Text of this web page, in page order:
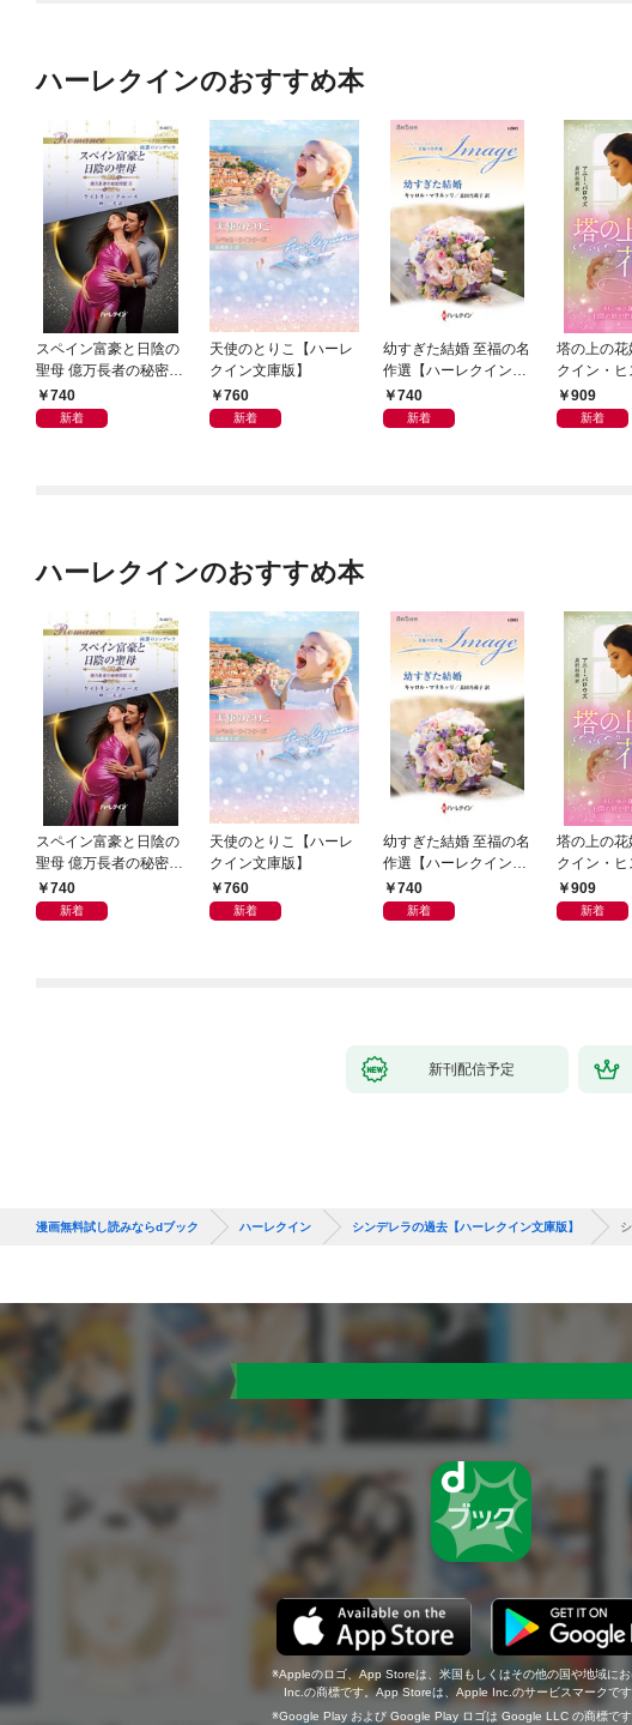
ハーレクインのおすすめ本
スペイン富豪と日陰の
聖母 億万長者の秘密同
盟 II ハーレクイン・ロ
マンス～純潔のシンデ
740
新着
天使のとりこ【ハーレ
クイン文庫版】
760
新着
幼すぎた結婚 至福の名
作選【ハーレクイン・
イマージュ版】
740
新着
塔の上の花
クイン・ヒ
ル・スペシ
909
新着
ハーレクインのおすすめ本
スペイン富豪と日陰の
聖母 億万長者の秘密同
盟 II ハーレクイン・ロ
マンス～純潔のシンデ
740
新着
天使のとりこ【ハーレ
クイン文庫版】
760
新着
幼すぎた結婚 至福の名
作選【ハーレクイン・
イマージュ版】
740
新着
塔の上の花
クイン・ヒ
ル・スペシ
909
新着
新刊配信予定
漫画無料試し読みならdブック ハーレクイン シンデレラの過去【ハーレクイン文庫版】
Appleのロゴ、App Storeは、米国もしくはその他の国や地域に
Inc.の商標です。App Storeは、Apple Inc.のサービスマークです
Google Play および Google Play ロゴは Google LLC の商標です